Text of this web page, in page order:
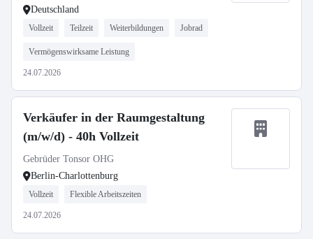
Zweckverbands Krankenhaus St.
Camillus
Deutschland
Vollzeit Teilzeit Weiterbildungen Jobrad
Vermögenswirksame Leistung
24.07.2026
Verkäufer in der Raumgestaltung
(m/w/d) - 40h Vollzeit
Gebrüder Tonsor OHG
Berlin-Charlottenburg
Vollzeit Flexible Arbeitszeiten
24.07.2026